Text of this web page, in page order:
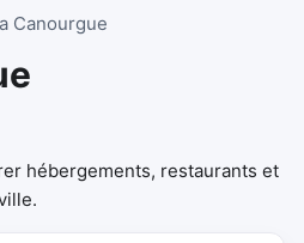
Canourgue
hébergements, restaurants et